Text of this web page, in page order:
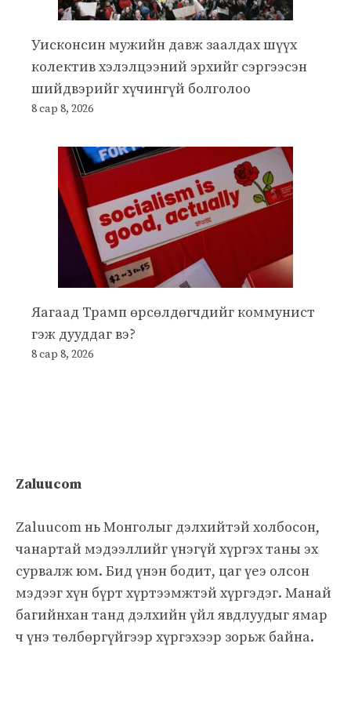
Уисконсин мужийн давж заалдах шүүх
колектив хэлэлцээний эрхийг сэргээсэн
шийдвэрийг хүчингүй болголоо
8 сар 8, 2026
Яагаад Трамп өрсөлдөгчдийг коммунист
гэж дууддаг вэ?
8 сар 8, 2026
Zaluucom
Zaluucom нь Монголыг дэлхийтэй холбосон,
чанартай мэдээллийг үнэгүй хүргэх таны эх
сурвалж юм. Бид үнэн бодит, цаг үеэ олсон
мэдээг хүн бүрт хүртээмжтэй хүргэдэг. Манай
багийнхан танд дэлхийн үйл явдлуудыг ямар
ч үнэ төлбөргүйгээр хүргэхээр зорьж байна.